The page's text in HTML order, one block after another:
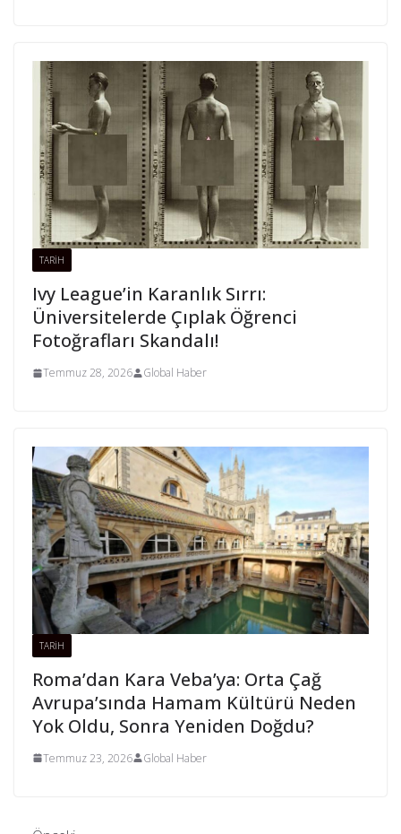
TARİH
Ivy League’in Karanlık Sırrı:
Üniversitelerde Çıplak Öğrenci
Fotoğrafları Skandalı!
Temmuz 28, 2026 Global Haber
TARİH
Roma’dan Kara Veba’ya: Orta Çağ
Avrupa’sında Hamam Kültürü Neden
Yok Oldu, Sonra Yeniden Doğdu?
Temmuz 23, 2026 Global Haber